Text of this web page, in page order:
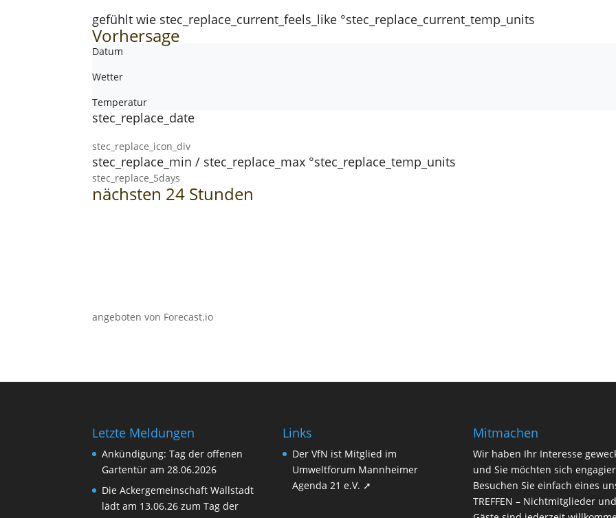
gefühlt wie stec_replace_current_feels_like °stec_replace_current_temp_units
Vorhersage
Datum
Wetter
Temperatur
stec_replace_date
stec_replace_icon_div
stec_replace_min / stec_replace_max °stec_replace_temp_units
stec_replace_5days
nächsten 24 Stunden
angeboten von Forecast.io
Letzte Meldungen
Ankündigung: Tag der offenen
Gartentür am 28.06.2026
Die Ackergemeinschaft Wallstadt
lädt am 13.06.26 zum Tag der
Links
Der VfN ist Mitglied im
Umweltforum Mannheimer
Agenda 21 e.V. ➚
Mitmachen
Wir haben Ihr Interesse
und Sie möchten sich
Besuchen Sie einfach eines
TREFFEN – Nichtmitglieder